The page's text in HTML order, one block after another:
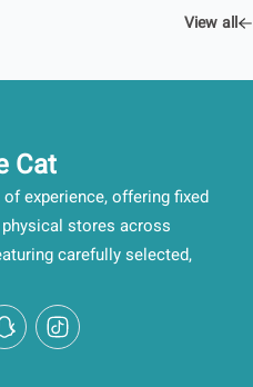
View all
Cat
experience, offering fixed
stores across
carefully selected,
SnapchatTikTok